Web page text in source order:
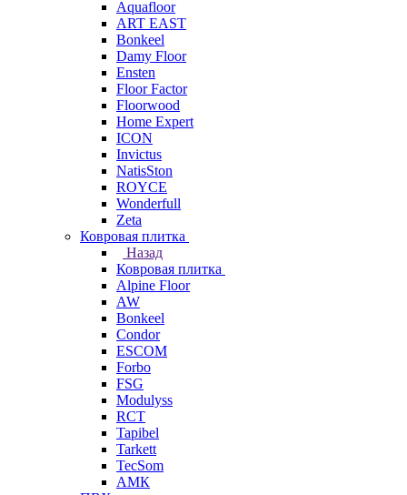
Aquafloor
ART EAST
Bonkeel
Damy Floor
Ensten
Floor Factor
Floorwood
Home Expert
ICON
Invictus
NatisSton
ROYCE
Wonderfull
Zeta
Ковровая плитка
Назад
Ковровая плитка
Alpine Floor
AW
Bonkeel
Condor
ESCOM
Forbo
FSG
Modulyss
RCT
Tapibel
Tarkett
TecSom
АМК